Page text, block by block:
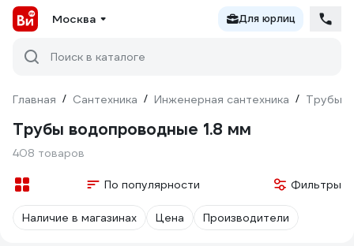
Москва Для юрлиц
Поиск в каталоге
Главная / Сантехника / Инженерная сантехника / Трубы
Трубы водопроводные 1.8 мм
408 товаров
По популярности Фильтры
Наличие в магазинах Цена Производители